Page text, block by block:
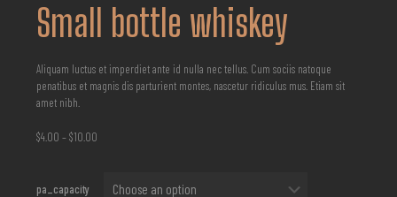
Small bottle whiskey
Aliquam luctus et imperdiet ante id nulla nec tellus. Cum sociis natoque
penatibus et magnis dis parturient montes, nascetur ridiculus mus. Etiam sit
amet nibh.
$4.00 – $10.00
pa_capacity